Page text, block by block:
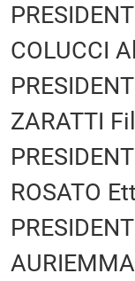
COLUCCI
ZARATTI
ROSATO